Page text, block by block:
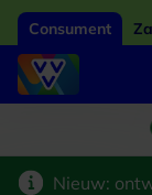
Consument
Nieuw: